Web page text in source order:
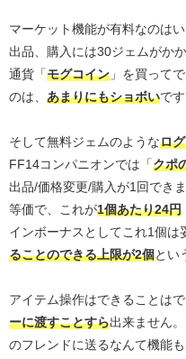
マーケット機能が有料なのは
出品、購入には30ジェムがか
通貨「モグコイン 」を買って
のは、 あまりにもショボいで
そして無料ジェムのようなロ
FF14コンパニオンでは「クポ
出品/価格変更/購入が1回でき
等価で、これが1個あたり24円
インボーナスとしてこれ1個は
ることのできる上限が2個とい
アイテム操作はできることは
ーに渡すことすら出来ません
のフレンドに送るなんて機能